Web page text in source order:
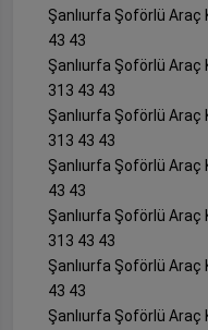
Şanlıurfa Şoförlü Araç
43 43
Şanlıurfa Şoförlü Araç
313 43 43
Şanlıurfa Şoförlü Araç
313 43 43
Şanlıurfa Şoförlü Araç
43 43
Şanlıurfa Şoförlü Araç
313 43 43
Şanlıurfa Şoförlü Araç
43 43
Şanlıurfa Şoförlü Araç